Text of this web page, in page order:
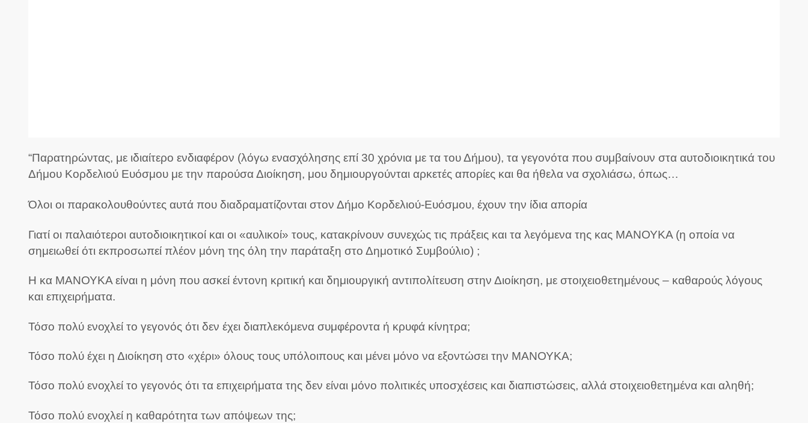
“Παρατηρώντας, με ιδιαίτερο ενδιαφέρον (λόγω ενασχόλησης επί 30 χρόνια με τα του Δήμου), τα γεγονότα που συμβαίνουν στα αυτοδιοικητικά του
Δήμου Κορδελιού Ευόσμου με την παρούσα Διοίκηση, μου δημιουργούνται αρκετές απορίες και θα ήθελα να σχολιάσω, όπως…
Όλοι οι παρακολουθούντες αυτά που διαδραματίζονται στον Δήμο Κορδελιού-Ευόσμου, έχουν την ίδια απορία
Γιατί οι παλαιότεροι αυτοδιοικητικοί και οι «αυλικοί» τους, κατακρίνουν συνεχώς τις πράξεις και τα λεγόμενα της κας ΜΑΝΟΥΚΑ (η οποία να
σημειωθεί ότι εκπροσωπεί πλέον μόνη της όλη την παράταξη στο Δημοτικό Συμβούλιο) ;
Η κα ΜΑΝΟΥΚΑ είναι η μόνη που ασκεί έντονη κριτική και δημιουργική αντιπολίτευση στην Διοίκηση, με στοιχειοθετημένους – καθαρούς λόγους
και επιχειρήματα.
Τόσο πολύ ενοχλεί το γεγονός ότι δεν έχει διαπλεκόμενα συμφέροντα ή κρυφά κίνητρα;
Τόσο πολύ έχει η Διοίκηση στο «χέρι» όλους τους υπόλοιπους και μένει μόνο να εξοντώσει την ΜΑΝΟΥΚΑ;
Τόσο πολύ ενοχλεί το γεγονός ότι τα επιχειρήματα της δεν είναι μόνο πολιτικές υποσχέσεις και διαπιστώσεις, αλλά στοιχειοθετημένα και αληθή;
Τόσο πολύ ενοχλεί η καθαρότητα των απόψεων της;